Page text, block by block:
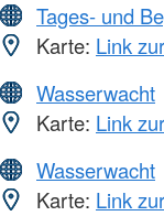
Tages- und
Karte: Link
Wasserwacht
Karte: Link
Wasserwacht
Karte: Link